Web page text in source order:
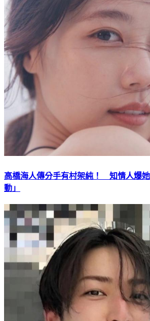
高橋海人傳分手有村架純！ 知情人爆
動」